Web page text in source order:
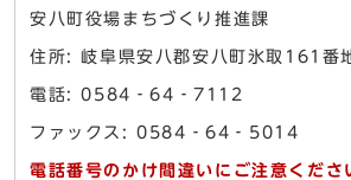
安八町役場まちづくり推進課
住所: 岐阜県安八郡安八町氷取161番
電話: 0584‐64‐7112
ファックス: 0584‐64‐5014
電話番号のかけ間違いにご注意くださ